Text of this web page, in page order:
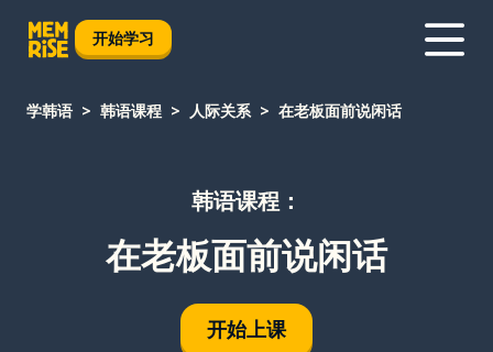
开始学习
学韩语 韩语课程 人际关系 在老板面前说闲话
韩语课程：
在老板面前说闲话
开始上课